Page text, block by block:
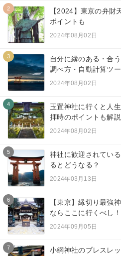
2
【2024】東京の弁財
ポイントも
2024年08月02日
3
自分に縁のある・合
調べ方・自動計算ツ
2024年08月02日
4
玉置神社に行くと人
拝時のポイントも解説
2024年08月02日
5
神社に歓迎されてい
るとどうなる？
2024年03月13日
6
【東京】縁切り最強
ならここに行くべし！
2024年09月05日
7
小網神社のブレスレ